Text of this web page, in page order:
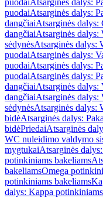
puodaiAtsarginės dalys:
puodaiAtsarginės dalys:
dangčiaiAtsarginės
dangčiaiAtsarginės dalys:
sėdynėsAtsarginės dalys:
puodaiAtsarginės dalys:
puodaiAtsarginės dalys:
puodaiAtsarginės dalys:
dangčiaiAtsarginės
dangčiaiAtsarginės dalys:
sėdynėsAtsarginės dalys:
bidėAtsarginės dalys:
bidėPriedaiAtsarginės
WC nuleidimo valdymo
mygtukaiAtsarginės
potinkiniams bakeliams
bakeliamsOmega
potinkiniams bakeliams
dalys: Kappa